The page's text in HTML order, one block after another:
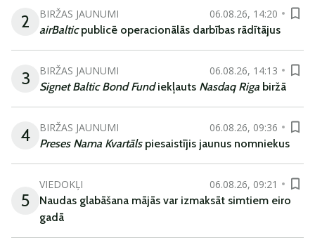
2 BIRŽAS JAUNUMI
06.08.26, 14:20
airBalticpublicē operacionālās darbības rādītājus
3 BIRŽAS JAUNUMI
06.08.26, 14:13
Signet Baltic Bond Fundiekļauts Nasdaq Riga biržā
4 BIRŽAS JAUNUMI
06.08.26, 09:36
Preses Nama Kvartāls piesaistījis jaunus nomniekus
5
VIEDOKĻI
06.08.26, 09:21
Naudas glabāšana mājās var izmaksāt simtiem eiro
gadā